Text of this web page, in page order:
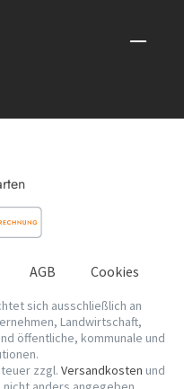
AGB Cookies
sich ausschließlich an
Landwirtschaft,
öffentliche, kommunale und
zzgl. Versandkosten und